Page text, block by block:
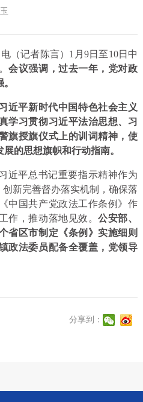
玉
（记者陈言）1月9日至10日中
会议强调，过去一年，党对政
近平新时代中国特色社会主义
学习贯彻习近平法治思想、习
旗授旗仪式上的训词精神，使
的思想旗帜和行动指南。
近平总书记重要指示精神作为
新完善督办落实机制，确保落
中国共产党政法工作条例》作
作，推动落地见效。公安部、
省区市制定《条例》实施细则
政法委员配备全覆盖，党领导
分享到：